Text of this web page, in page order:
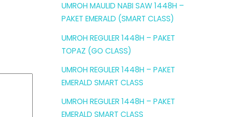
UMROH MAULID NABI SAW 1448H –
PAKET EMERALD (SMART CLASS)
UMROH REGULER 1448H – PAKET
TOPAZ (GO CLASS)
UMROH REGULER 1448H – PAKET
EMERALD SMART CLASS
UMROH REGULER 1448H – PAKET
EMERALD SMART CLASS